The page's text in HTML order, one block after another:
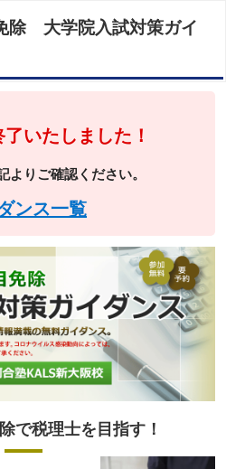
除 大学院入試対策ガイ
いたしました！
よりご確認ください。
ンス一覧
で税理士を目指す！